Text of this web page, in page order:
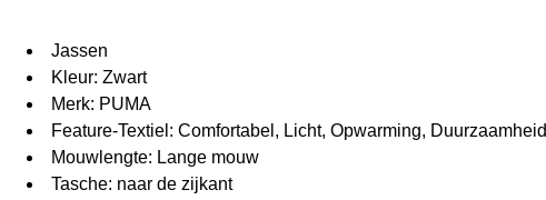
Jassen
Kleur: Zwart
Merk: PUMA
Feature-Textiel: Comfortabel, Licht, Opwarming, Duurzaamheid
Mouwlengte: Lange mouw
Tasche: naar de zijkant